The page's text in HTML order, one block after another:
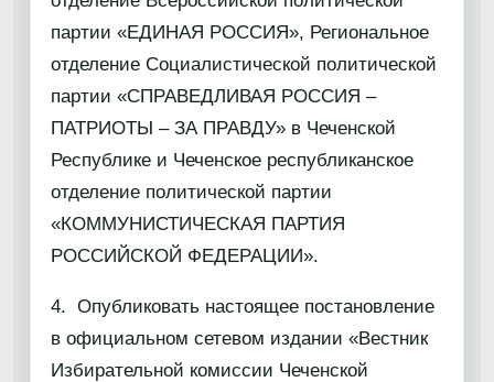
партии «ЕДИНАЯ РОССИЯ», Региональное
отделение Социалистической политической
партии «СПРАВЕДЛИВАЯ РОССИЯ –
ПАТРИОТЫ – ЗА ПРАВДУ» в Чеченской
Республике и Чеченское республиканское
отделение политической партии
«КОММУНИСТИЧЕСКАЯ ПАРТИЯ
РОССИЙСКОЙ ФЕДЕРАЦИИ».
4. Опубликовать настоящее постановление
в официальном сетевом издании «Вестник
Избирательной комиссии Чеченской